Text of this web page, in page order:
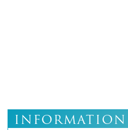
INFORMATION